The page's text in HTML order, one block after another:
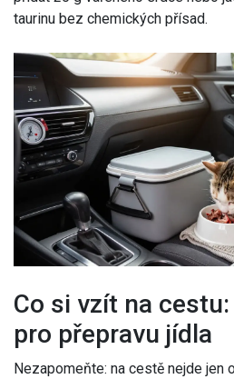
taurinu bez chemických přísad.
Co si vzít na
pro přepravu jídla
Nezapomeňte: na cestě nejde jen